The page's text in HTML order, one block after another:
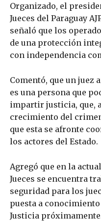
Organizado, el
Jueces del Paraguay
señaló que los
de una protección
con independencia
Comentó, que un juez
es una persona que
impartir justicia, que,
crecimiento del
que esta se afronte
los actores del Estado.
Agregó que en la
Jueces se encuentra
seguridad para los
puesta a
Justicia